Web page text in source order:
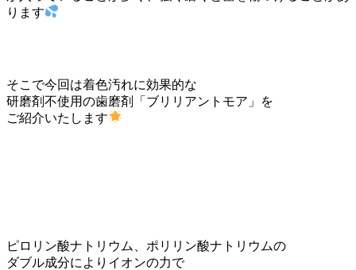
ります
そこで今回は着色汚れに効果的な
研磨剤不使用の歯磨剤「ブリリアントモア」を
ご紹介いたします
ピロリン酸ナトリウム、ポリリン酸ナトリウムの
ダブル成分によりイオンの力で